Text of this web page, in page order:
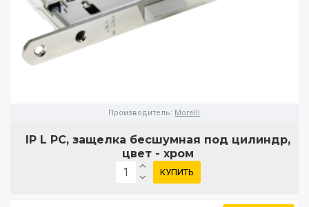
Производитель: Morelli
IP L PC, защелка бесшумная под цилиндр,
цвет - хром
КУПИТЬ